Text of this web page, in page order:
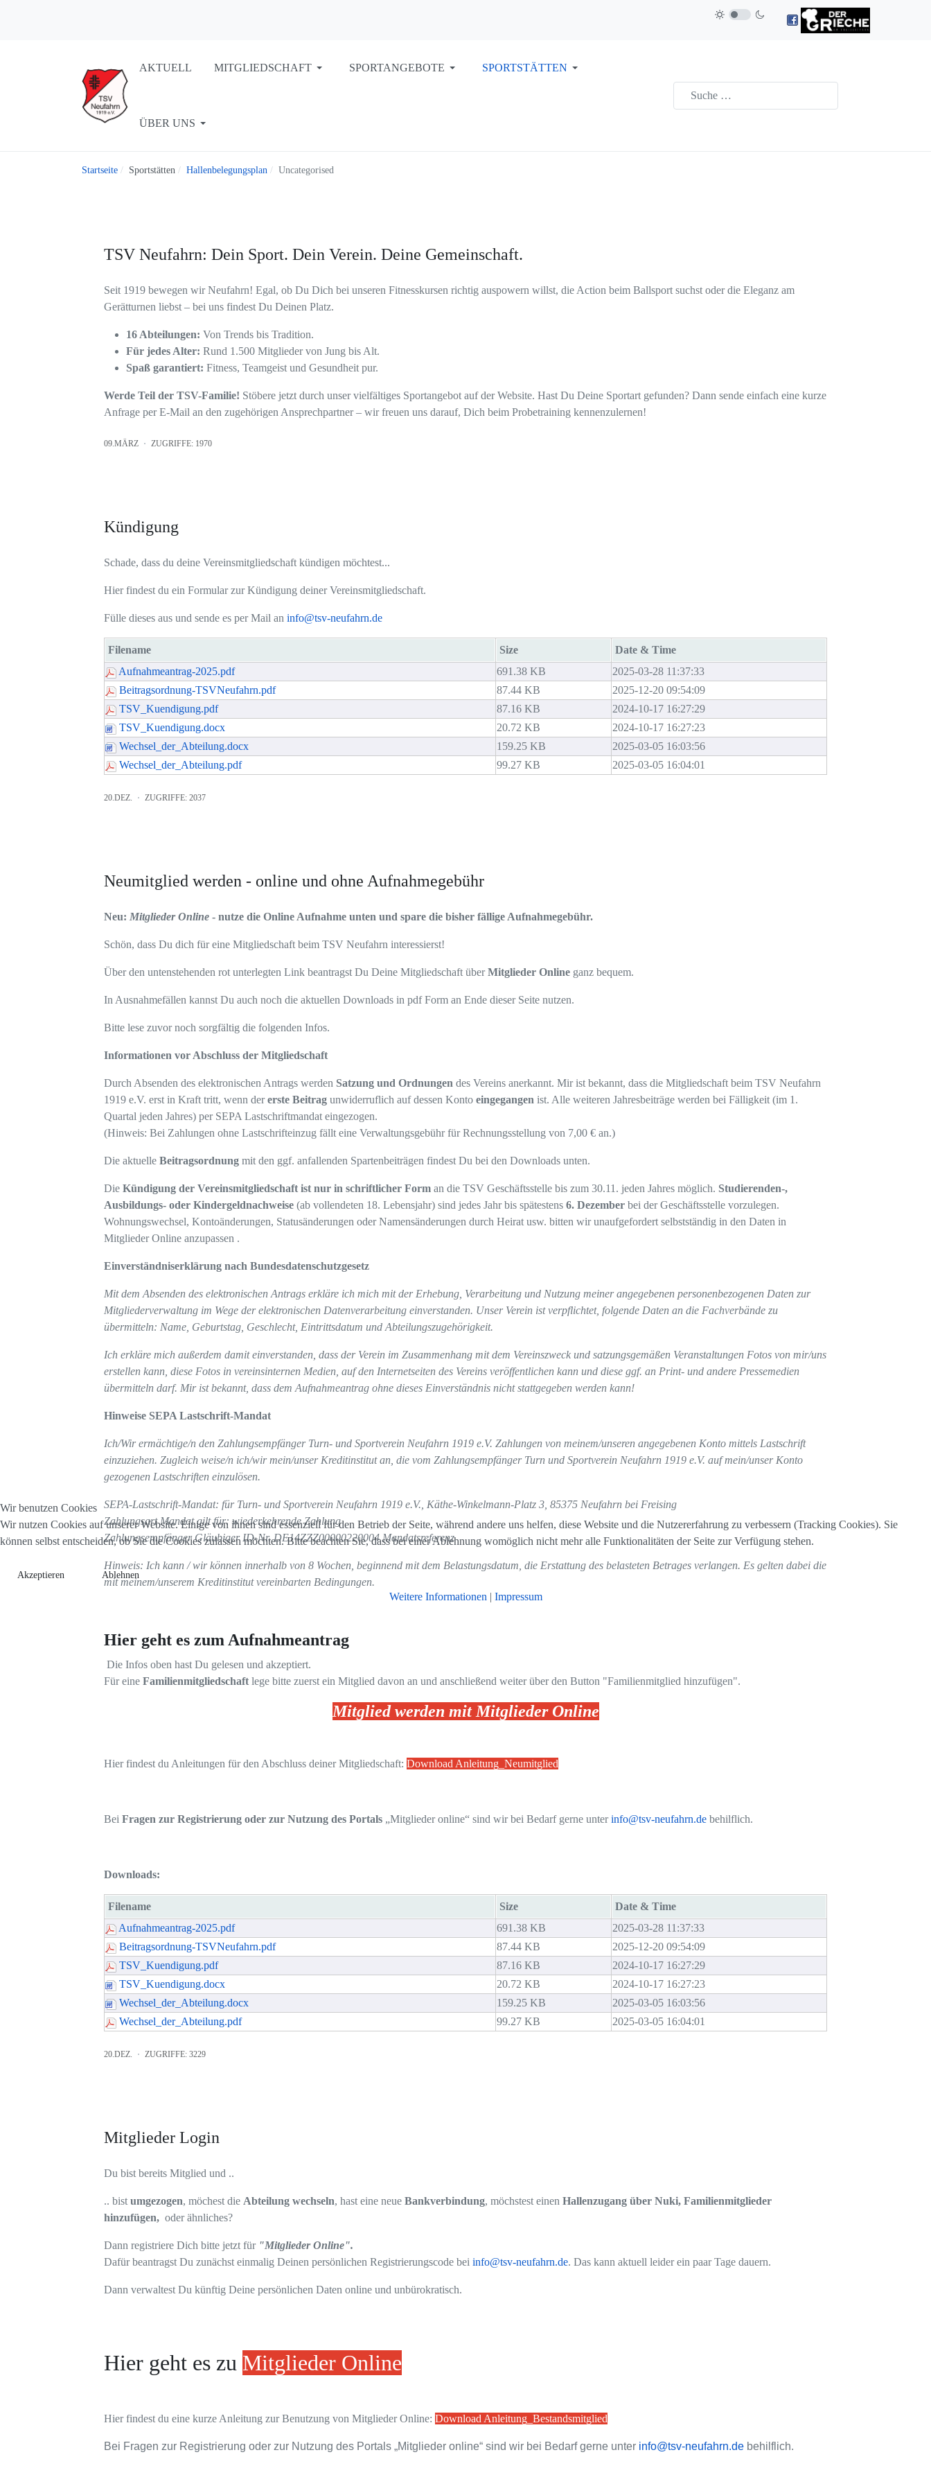
AKTUELL MITGLIEDSCHAFT SPORTANGEBOTE SPORTSTÄTTEN
ÜBER UNS
Startseite Sportstätten Hallenbelegungsplan Uncategorised
TSV Neufahrn: Dein Sport. Dein Verein. Deine Gemeinschaft.
Seit 1919 bewegen wir Neufahrn! Egal, ob Du Dich bei unseren Fitnesskursen richtig auspowern willst, die Action beim Ballsport suchst oder die Eleganz am
Gerätturnen liebst – bei uns findest Du Deinen Platz.
16 Abteilungen: Von Trends bis Tradition.
Für jedes Alter: Rund 1.500 Mitglieder von Jung bis Alt.
Spaß garantiert: Fitness, Teamgeist und Gesundheit pur.
Werde Teil der TSV-Familie! Stöbere jetzt durch unser vielfältiges Sportangebot auf der Website. Hast Du Deine Sportart gefunden? Dann sende einfach eine kurze
Anfrage per E-Mail an den zugehörigen Ansprechpartner – wir freuen uns darauf, Dich beim Probetraining kennenzulernen!
09.MÄRZ ZUGRIFFE: 1970
Kündigung
Schade, dass du deine Vereinsmitgliedschaft kündigen möchtest...
Hier findest du ein Formular zur Kündigung deiner Vereinsmitgliedschaft.
Fülle dieses aus und sende es per Mail an info@tsv-neufahrn.de
Filename Size
Date & Time
Aufnahmeantrag-2025.pdf
691.38 KB
2025-03-28 11:37:33
Beitragsordnung-TSVNeufahrn.pdf
87.44 KB
2025-12-20 09:54:09
TSV_Kuendigung.pdf
87.16 KB
2024-10-17 16:27:29
TSV_Kuendigung.docx
20.72 KB
2024-10-17 16:27:23
Wechsel_der_Abteilung.docx
159.25 KB
2025-03-05 16:03:56
Wechsel_der_Abteilung.pdf
99.27 KB 2025-03-05 16:04:01
20.DEZ. ZUGRIFFE: 2037
Neumitglied werden - online und ohne Aufnahmegebühr
Neu: Mitglieder Online - nutze die Online Aufnahme unten und spare die bisher fällige Aufnahmegebühr.
Schön, dass Du dich für eine Mitgliedschaft beim TSV Neufahrn interessierst!
Über den untenstehenden rot unterlegten Link beantragst Du Deine Mitgliedschaft überMitglieder Online ganz bequem.
In Ausnahmefällen kannst Du auch noch die aktuellen Downloads in pdf Form an Ende dieser Seite nutzen.
Bitte lese zuvor noch sorgfältig die folgenden Infos.
Informationen vor Abschluss der Mitgliedschaft
Durch Absenden des elektronischen Antrags werden Satzung und Ordnungen des Vereins anerkannt. Mir ist bekannt, dass die Mitgliedschaft beim TSV Neufahrn
1919 e.V. erst in Kraft tritt, wenn dererste Beitrag unwiderruflich auf dessen Konto eingegangen ist. Alle weiteren Jahresbeiträge werden bei Fälligkeit (im 1.
Quartal jeden Jahres) per SEPA Lastschriftmandat eingezogen.
(Hinweis: Bei Zahlungen ohne Lastschrifteinzug fällt eine Verwaltungsgebühr für Rechnungsstellung von 7,00 € an.)
Die aktuelle Beitragsordnung mit den ggf. anfallenden Spartenbeiträgen findest Du bei den Downloads unten.
Die Kündigung der Vereinsmitgliedschaft ist nur in schriftlicher Form an die TSV Geschäftsstelle bis zum 30.11. jeden Jahres möglich. Studierenden-,
Ausbildungs- oder Kindergeldnachweise (ab vollendeten 18. Lebensjahr) sind jedes Jahr bis spätestens 6. Dezember bei der Geschäftsstelle vorzulegen.
Wohnungswechsel, Kontoänderungen, Statusänderungen oder Namensänderungen durch Heirat usw. bitten wir unaufgefordert selbstständig in den Daten in
Mitglieder Online anzupassen .
Einverständniserklärung nach Bundesdatenschutzgesetz
Mit dem Absenden des elektronischen Antrags erkläre ich mich mit der Erhebung, Verarbeitung und Nutzung meiner angegebenen personenbezogenen Daten zur
Mitgliederverwaltung im Wege der elektronischen Datenverarbeitung einverstanden. Unser Verein ist verpflichtet, folgende Daten an die Fachverbände zu
übermitteln: Name, Geburtstag, Geschlecht, Eintrittsdatum und Abteilungszugehörigkeit.
Ich erkläre mich außerdem damit einverstanden, dass der Verein im Zusammenhang mit dem Vereinszweck und satzungsgemäßen Veranstaltungen Fotos von mir/uns
erstellen kann, diese Fotos in vereinsinternen Medien, auf den Internetseiten des Vereins veröffentlichen kann und diese ggf. an Print- und andere Pressemedien
übermitteln darf. Mir ist bekannt, dass dem Aufnahmeantrag ohne dieses Einverständnis nicht stattgegeben werden kann!
Hinweise SEPA Lastschrift-Mandat
Ich/Wir ermächtige/n den Zahlungsempfänger Turn- und Sportverein Neufahrn 1919 e.V. Zahlungen von meinem/unseren angegebenen Konto mittels Lastschrift
einzuziehen. Zugleich weise/n ich/wir mein/unser Kreditinstitut an, die vom Zahlungsempfänger Turn und Sportverein Neufahrn 1919 e.V. auf mein/unser Konto
gezogenen Lastschriften einzulösen.
SEPA-Lastschrift-Mandat: für Turn- und Sportverein Neufahrn 1919 e.V., Käthe-Winkelmann-Platz 3, 85375 Neufahrn bei Freising
Zahlungsart Mandat gilt für: wiederkehrende Zahlung
Zahlungsempfänger Gläubiger ID-Nr. DE14ZZZ00000220004 Mandatsreferenz
Hinweis: Ich kann / wir können innerhalb von 8 Wochen, beginnend mit dem Belastungsdatum, die Erstattung des belasteten Betrages verlangen. Es gelten dabei die
mit meinem/unserem Kreditinstitut vereinbarten Bedingungen.
Hier geht es zum Aufnahmeantrag
Die Infos oben hast Du gelesen und akzeptiert.
Für eine Familienmitgliedschaft lege bitte zuerst ein Mitglied davon an und anschließend weiter über den Button "Familienmitglied hinzufügen".
Mitglied werden mit Mitglieder Online
Hier findest du Anleitungen für den Abschluss deiner Mitgliedschaft: Download Anleitung_Neumitglied
Bei Fragen zur Registrierung oder zur Nutzung des Portals „Mitglieder online“ sind wir bei Bedarf gerne unterinfo@tsv-neufahrn.de behilflich.
Downloads:
Filename Size
Date & Time
Aufnahmeantrag-2025.pdf
691.38 KB
2025-03-28 11:37:33
Beitragsordnung-TSVNeufahrn.pdf
87.44 KB
2025-12-20 09:54:09
TSV_Kuendigung.pdf
87.16 KB
2024-10-17 16:27:29
TSV_Kuendigung.docx
20.72 KB
2024-10-17 16:27:23
Wechsel_der_Abteilung.docx
159.25 KB
2025-03-05 16:03:56
Wechsel_der_Abteilung.pdf
99.27 KB 2025-03-05 16:04:01
20.DEZ. ZUGRIFFE: 3229
Mitglieder Login
Du bist bereits Mitglied und ..
.. bist umgezogen, möchest die Abteilung wechseln, hast eine neue Bankverbindung, möchstest einen Hallenzugang über Nuki, Familienmitglieder
hinzufügen, oder ähnliches?
Dann registriere Dich bitte jetzt für "Mitglieder Online".
Dafür beantragst Du zunächst einmalig Deinen persönlichen Registrierungscode bei info@tsv-neufahrn.de. Das kann aktuell leider ein paar Tage dauern.
Dann verwaltest Du künftig Deine persönlichen Daten online und unbürokratisch.
Hier geht es zu Mitglieder Online
Hier findest du eine kurze Anleitung zur Benutzung von Mitglieder Online: Download Anleitung_Bestandsmitglied
Bei Fragen zur Registrierung oder zur Nutzung des Portals „Mitglieder online“ sind wir bei Bedarf gerne unter info@tsv-neufahrn.de behilflich.
Wir benutzen Cookies
Wir nutzen Cookies auf unserer Website. Einige von ihnen sind essenziell für den Betrieb der Seite, während andere uns helfen, diese Website und die Nutzererfahrung zu verbessern (Tracking Cookies). Sie
können selbst entscheiden, ob Sie die Cookies zulassen möchten. Bitte beachten Sie, dass bei einer Ablehnung womöglich nicht mehr alle Funktionalitäten der Seite zur Verfügung stehen.
Akzeptieren Ablehnen
Weitere Informationen | Impressum